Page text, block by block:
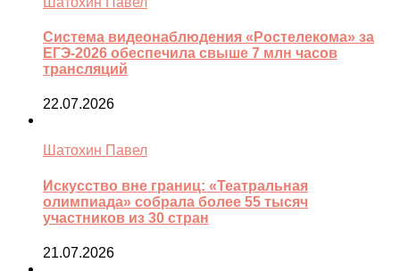
Система видеонаблюдения «Ростелекома» за
ЕГЭ-2026 обеспечила свыше 7 млн часов
трансляций
22.07.2026
Шатохин Павел
Искусство вне границ: «Театральная
олимпиада» собрала более 55 тысяч
участников из 30 стран
21.07.2026